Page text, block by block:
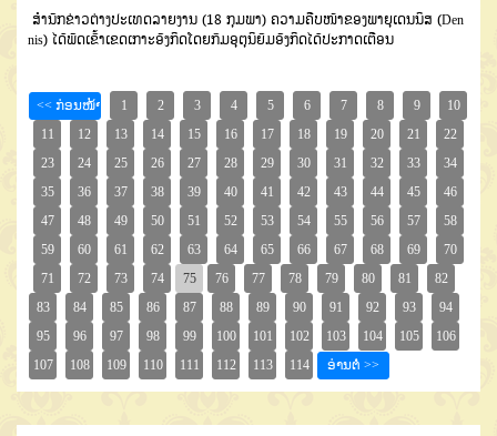
ສຳນັກຂ່າວຕ່າງປະເທດລາຍງານ (18 ກຸມພາ) ຄວາມຄືບໜ້າຂອງພາຍຸເດນນິສ (Den
nis) ໄດ້ພັດເຂົ້າເຂດເກາະອັງກິດໂດຍກົມອຸຕຸນິຍົມອັງກິດໄດ້ປະກາດເຕືອນ